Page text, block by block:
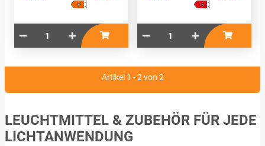
A
↑
G
F A
↑
G
G
Artikel 1 - 2 von 2
LEUCHTMITTEL & ZUBEHÖR FÜR JEDE
LICHTANWENDUNG